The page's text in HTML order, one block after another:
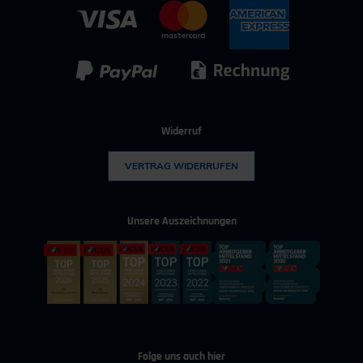
IT & Digitalisierung
Technischer Vertrieb
Widerruf
VERTRAG WIDERRUFEN
Unsere Auszeichnungen
Folge uns auch hier